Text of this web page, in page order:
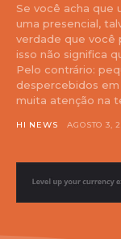
Se você acha que
uma presencial,
verdade que você
isso não significa
Pelo contrário:
despercebidos
muita atenção na
HI NEWS AGOSTO 3,